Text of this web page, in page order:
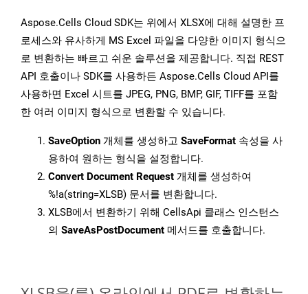
Aspose.Cells Cloud SDK는 위에서 XLSX에 대해 설명한 프
로세스와 유사하게 MS Excel 파일을 다양한 이미지 형식으
로 변환하는 빠르고 쉬운 솔루션을 제공합니다. 직접 REST
API 호출이나 SDK를 사용하든 Aspose.Cells Cloud API를
사용하면 Excel 시트를 JPEG, PNG, BMP, GIF, TIFF를 포함
한 여러 이미지 형식으로 변환할 수 있습니다.
SaveOption 개체를 생성하고 SaveFormat 속성을 사
용하여 원하는 형식을 설정합니다.
Convert Document Request 개체를 생성하여
%!a(string=XLSB) 문서를 변환합니다.
XLSB에서 변환하기 위해 CellsApi 클래스 인스턴스
의 SaveAsPostDocument 메서드를 호출합니다.